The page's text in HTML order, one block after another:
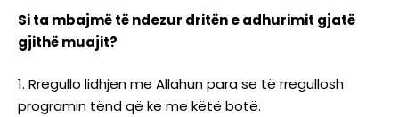
Si ta mbajmë të ndezur dritën e adhurimit gjatë
gjithë muajit?
Rregullo lidhjen me Allahun para se të rregullosh
programin tënd që ke me këtë botë.